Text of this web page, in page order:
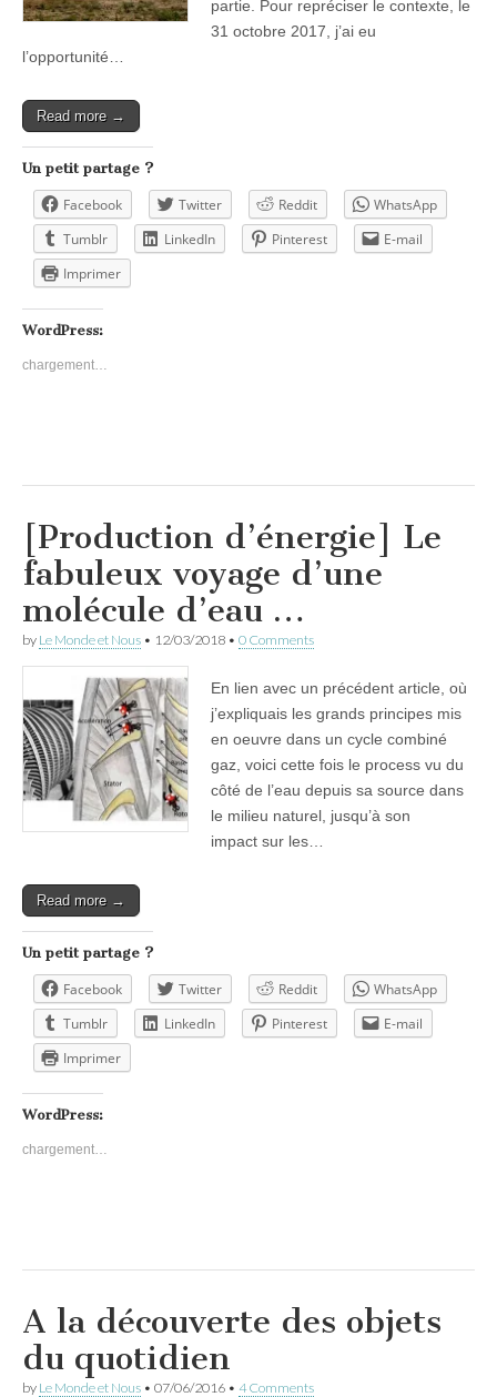
partie. Pour repréciser le contexte, le
31 octobre 2017, j’ai eu
l’opportunité…
Read more →
Un petit partage ?
Facebook Twitter Reddit
WhatsApp
Tumblr
LinkedIn Pinterest
E-mail
Imprimer
WordPress:
chargement…
[Production d’énergie] Le
fabuleux voyage d’une
molécule d’eau …
by Le Monde et Nous • 12/03/2018 • 0 Comments
En lien avec un précédent article, où
j’expliquais les grands principes mis
en oeuvre dans un cycle combiné
gaz, voici cette fois le process vu du
côté de l’eau depuis sa source dans
le milieu naturel, jusqu’à son
impact sur les…
Read more →
Un petit partage ?
Facebook Twitter Reddit
WhatsApp
Tumblr
LinkedIn Pinterest
E-mail
Imprimer
WordPress:
chargement…
A la découverte des objets
du quotidien
by Le Monde et Nous • 07/06/2016 • 4 Comments